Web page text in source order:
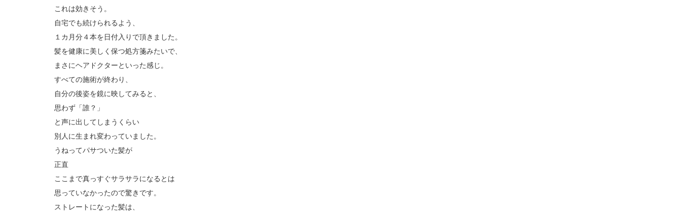
これは効きそう。
自宅でも続けられるよう、
１カ月分４本を日付入りで頂きました。
髪を健康に美しく保つ処方箋みたいで、
まさにヘアドクターといった感じ。
すべての施術が終わり、
自分の後姿を鏡に映してみると、
思わず「誰？」
と声に出してしまうくらい
別人に生まれ変わっていました。
うねってパサついた髪が
正直
ここまで真っすぐサラサラになるとは
思っていなかったので驚きです。
ストレートになった髪は、